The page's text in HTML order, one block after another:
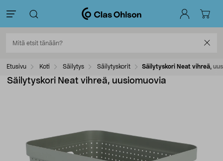
Etusivu Koti Säilytys Säilytyskorit Säilytyskori Neat vihreä,
Säilytyskori Neat vihreä, uusiomuovia